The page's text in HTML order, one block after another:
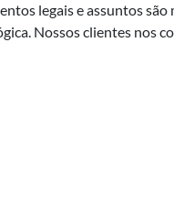
legais e assuntos
Nossos clientes nos